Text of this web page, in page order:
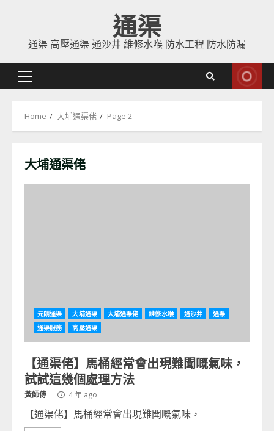
content
通渠
通渠 高壓通渠 通沙井 維修水喉 防水工程 防水防漏
Primary
Home 大埔通渠佬 Page 2
大埔通渠佬
元朗通渠 大埔通渠 大埔通渠佬 維修水喉 通沙井
通渠
通渠服務
高壓通渠
【通渠佬】馬桶經常會出現難聞嘅氣味，
試試這幾個處理方法
黃師傅 4 年 ago
【通渠佬】馬桶經常會出現難聞嘅氣味，